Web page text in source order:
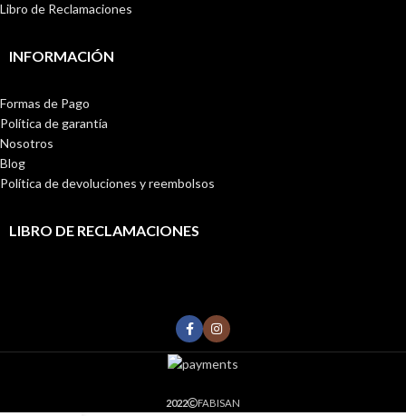
Libro de Reclamaciones
INFORMACIÓN
Formas de Pago
Política de garantía
Nosotros
Blog
Política de devoluciones y reembolsos
LIBRO DE RECLAMACIONES
2022 FABISAN